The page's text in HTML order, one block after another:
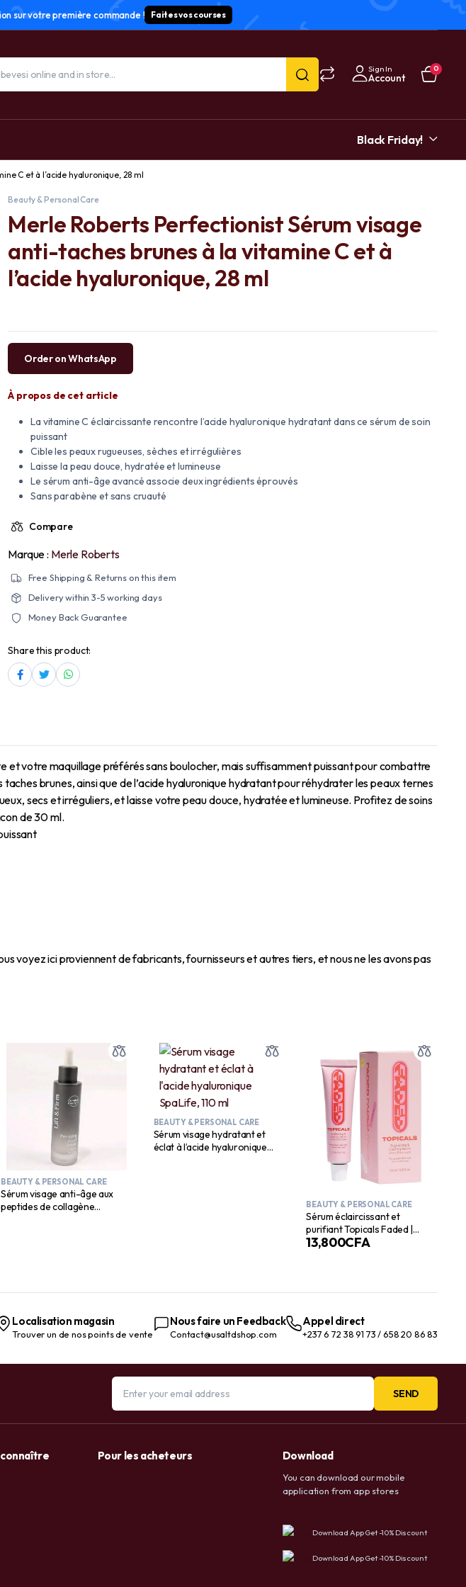
sur votre première commande ! Faites vos courses
Sign In
Account
0
Black Friday!
C et à l’acide hyaluronique, 28 ml
Beauty & Personal Care
Merle Roberts Perfectionist Sérum visage
anti-taches brunes à la vitamine C et à
l’acide hyaluronique, 28 ml
Order on WhatsApp
À propos de cet article
La vitamine C éclaircissante rencontre l’acide hyaluronique hydratant dans ce sérum de soin
puissant
Cible les peaux rugueuses, sèches et irrégulières
Laisse la peau douce, hydratée et lumineuse
Le sérum anti-âge avancé associe deux ingrédients éprouvés
Sans parabène et sans cruauté
Compare
Marque : Merle Roberts
Free Shipping & Returns on this item
Delivery within 3-5 working days
Money Back Guarantee
Share this product:
votre maquillage préférés sans boulocher, mais suffisamment puissant pour combattre
brunes, ainsi que de l’acide hyaluronique hydratant pour réhydrater les peaux ternes
secs et irréguliers, et laisse votre peau douce, hydratée et lumineuse. Profitez de soins
de 30 ml.
voyez ici proviennent de fabricants, fournisseurs et autres tiers, et nous ne les avons pas
BEAUTY & PERSONAL CARE
Sérum visage anti-âge aux
peptides de collagène
BEAUTY & PERSONAL CARE
Sérum visage hydratant et
éclat à l’acide hyaluronique
BEAUTY & PERSONAL CARE
Sérum éclaircissant et
purifiant Topicals Faded |
Réduit la décoloration, les
l’acide kojique et de la
dermatologiquement.
Végétalien.
13,800CFA
Localisation magasin
Trouver un de nos points de vente
Nous faire un Feedback
Contact@usaltdshop.com
Appel direct
+237 6 72 38 91 73 / 658 20 86 83
SEND
Pour les acheteurs Download
You can download our mobile
application from app stores
Download App Get -10% Discount
Download App Get -10% Discount